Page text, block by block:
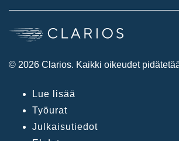
© 2026 Clarios. Kaikki oikeudet
Lue lisää
Työurat
Julkaisutiedot